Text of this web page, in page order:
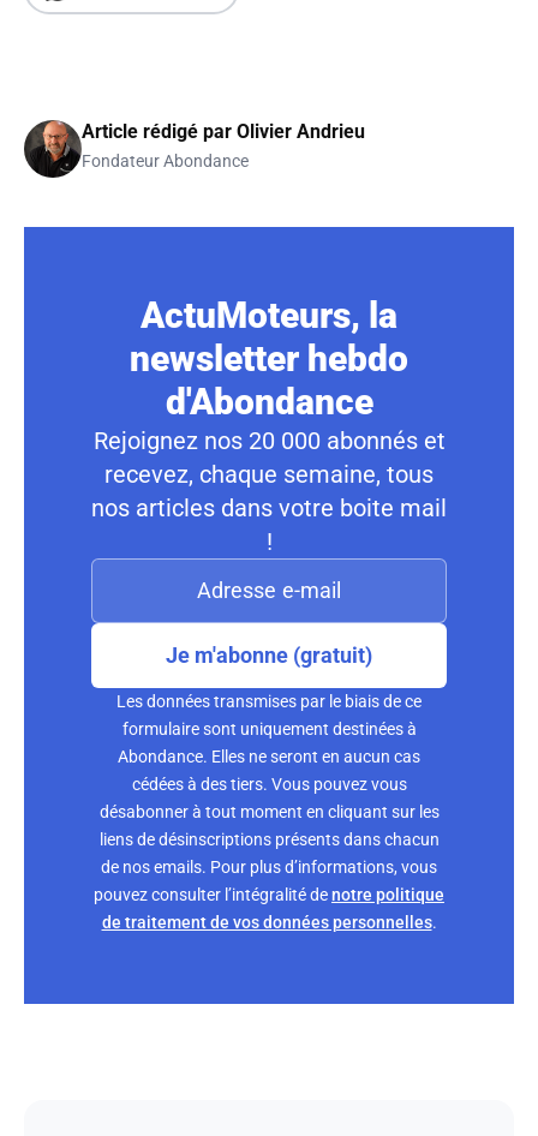
Article rédigé par Olivier Andrieu
Fondateur Abondance
ActuMoteurs, la
newsletter hebdo
d'Abondance
Rejoignez nos 20 000 abonnés et
recevez, chaque semaine, tous
nos articles dans votre boite mail
!
Je m'abonne (gratuit)
Les données transmises par le biais de ce
formulaire sont uniquement destinées à
Abondance. Elles ne seront en aucun cas
cédées à des tiers. Vous pouvez vous
désabonner à tout moment en cliquant sur les
liens de désinscriptions présents dans chacun
de nos emails. Pour plus d’informations, vous
pouvez consulter l’intégralité denotre politique
de traitement de vos données personnelles.